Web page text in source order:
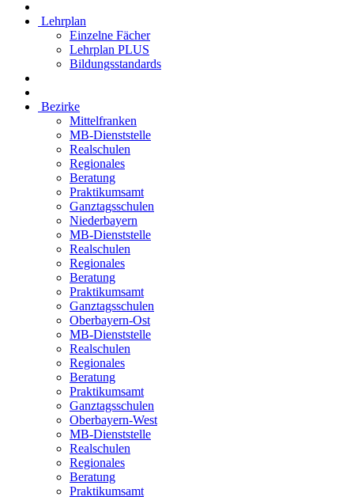
Lehrplan
Einzelne Fächer
Lehrplan PLUS
Bildungsstandards
Bezirke
Mittelfranken
MB-Dienststelle
Realschulen
Regionales
Beratung
Praktikumsamt
Ganztagsschulen
Niederbayern
MB-Dienststelle
Realschulen
Regionales
Beratung
Praktikumsamt
Ganztagsschulen
Oberbayern-Ost
MB-Dienststelle
Realschulen
Regionales
Beratung
Praktikumsamt
Ganztagsschulen
Oberbayern-West
MB-Dienststelle
Realschulen
Regionales
Beratung
Praktikumsamt